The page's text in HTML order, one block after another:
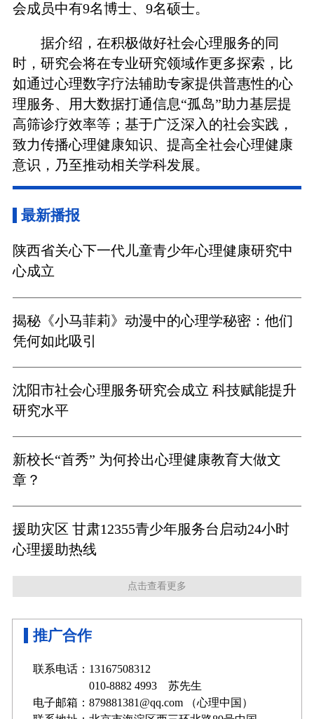
会成员中有9名博士、9名硕士。
据介绍，在积极做好社会心理服务的同
时，研究会将在专业研究领域作更多探索，比
如通过心理数字疗法辅助专家提供普惠性的心
理服务、用大数据打通信息“孤岛”助力基层提
高筛诊疗效率等；基于广泛深入的社会实践，
致力传播心理健康知识、提高全社会心理健康
意识，乃至推动相关学科发展。
最新播报
陕西省关心下一代儿童青少年心理健康研究中
心成立
揭秘《小马菲莉》动漫中的心理学秘密：他们
凭何如此吸引
沈阳市社会心理服务研究会成立 科技赋能提升
研究水平
新校长“首秀” 为何拎出心理健康教育大做文
章？
援助灾区 甘肃12355青少年服务台启动24小时
心理援助热线
点击查看更多
推广合作
联系电话：13167508312
010-8882 4993 苏先生
电子邮箱：879881381@qq.com （心理中国）